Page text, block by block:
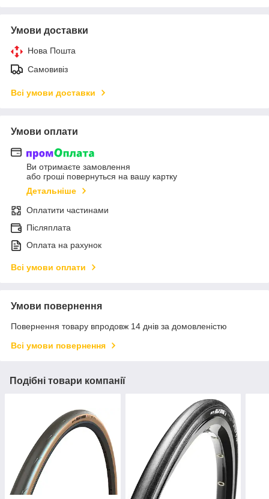
Умови доставки
Нова Пошта
Самовивіз
Всі умови доставки
Умови оплати
Ви отримаєте замовлення
або гроші повернуться на вашу картку
Детальніше
Оплатити частинами
Післяплата
Оплата на рахунок
Всі умови оплати
Умови повернення
Повернення товару впродовж 14 днів за домовленістю
Всі умови повернення
Подібні товари компанії